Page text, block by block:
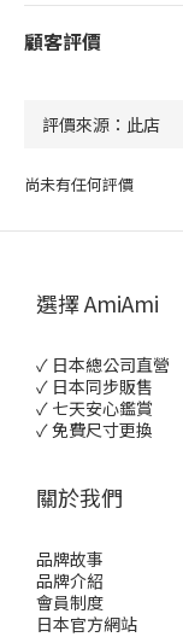
顧客評價
尚未有任何評價
選擇 AmiAmi
✓ 日本總公司直營
✓ 日本同步販售
✓ 七天安心鑑賞
✓ 免費尺寸更換
關於我們
品牌故事
品牌介紹
會員制度
日本官方網站